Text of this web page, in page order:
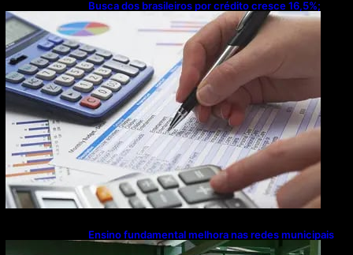
Busca dos brasileiros por crédito cresce 16,5%;
Mato Grosso lidera ranking entre estados
Ensino fundamental melhora nas redes municipais